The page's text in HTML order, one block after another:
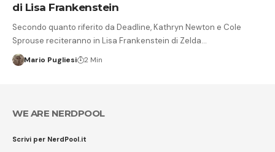
di Lisa Frankenstein
Secondo quanto riferito da Deadline, Kathryn Newton e Cole
Sprouse reciteranno in Lisa Frankenstein di Zelda…
Mario Pugliesi 2 Min
WE ARE NERDPOOL
Scrivi per NerdPool.it